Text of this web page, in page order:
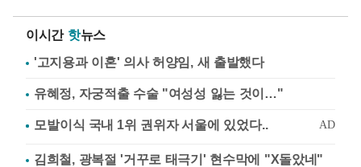
이시간 핫뉴스
'고지용과 이혼' 의사 허양임, 새 출발했다
유혜정, 자궁적출 수술 "여성성 잃는 것이…"
김희철, 광복절 '거꾸로 태극기' 현수막에 "X돌았네"